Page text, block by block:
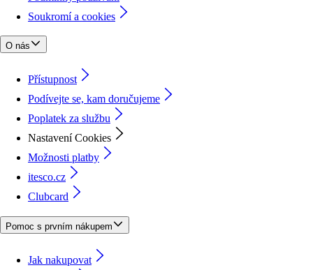
Soukromí a cookies
O nás
Přístupnost
Podívejte se, kam doručujeme
Poplatek za službu
Nastavení Cookies
Možnosti platby
itesco.cz
Clubcard
Pomoc s prvním nákupem
Jak nakupovat